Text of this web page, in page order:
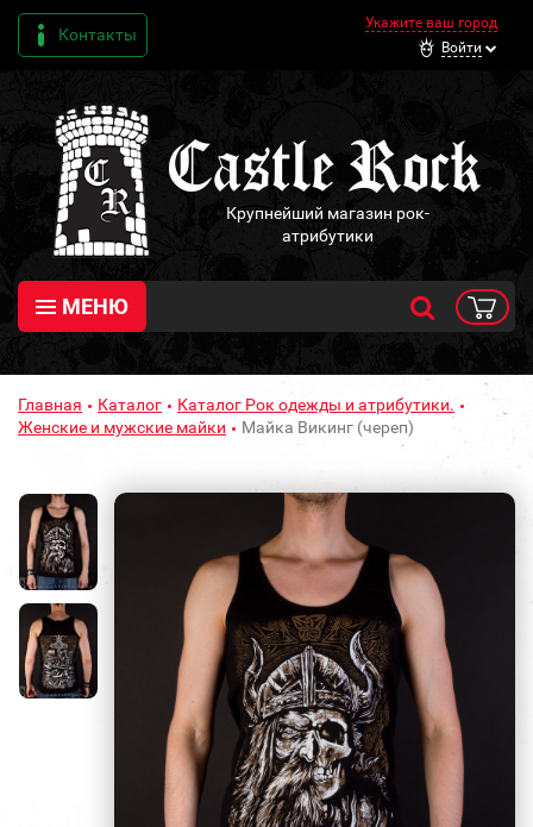
Контакты
Укажите ваш город
Войти
Крупнейший магазин рок-
атрибутики
МЕНЮ
Главная Каталог
Каталог Рок одежды и атрибутики.
Женские и мужские майки
Майка Викинг (череп)